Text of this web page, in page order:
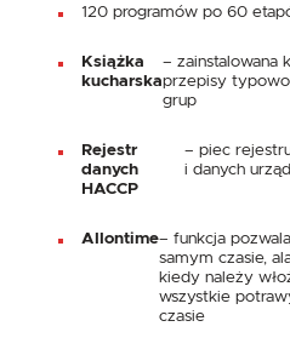
120 programów po 60
Książka
kucharska
– zainstalowana
przepisy typowo
grup
Rejestr
danych
HACCP
– piec
i danych
Allontime– funkcja
samym czasie,
kiedy należy
wszystkie
czasie